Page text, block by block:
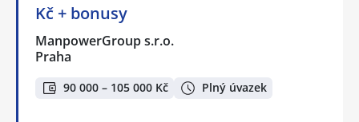
Kč + bonusy
ManpowerGroup s.r.o.
Praha
90 000 – 105 000 Kč Plný úvazek